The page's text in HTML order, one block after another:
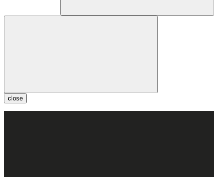
close